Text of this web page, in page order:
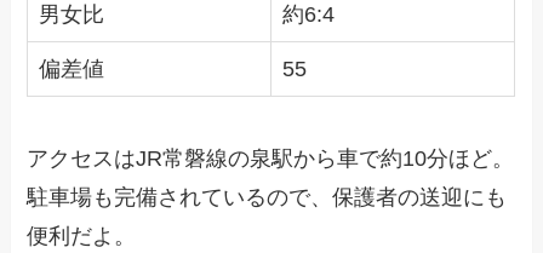
男女比 約6:4
偏差値 55
アクセスはJR常磐線の泉駅から車で約10分ほど。
駐車場も完備されているので、保護者の送迎にも
便利だよ。